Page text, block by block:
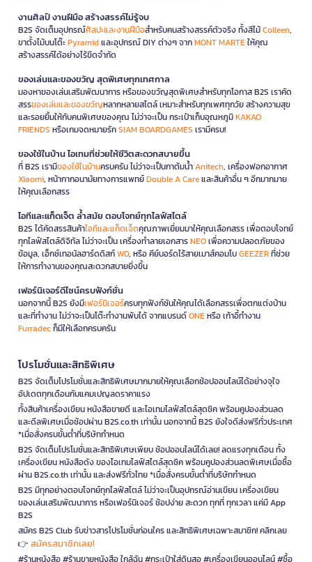
งานศิลป์ งานฝีมือ สร้างสรรค์ไม่รู้จบ
B2S จัดเต็มอุปกรณ์ศิลปะและงานฝีมือสำหรับคนสร้างสรรค์ตัวจริง ทั้งสีไม้Colleen,
ขาตั้งไม้บนโต๊ะPyramidและอุปกรณ์ DIY ต่างๆ จากMONT MARTEให้คุณ
สร้างสรรค์ได้อย่างไร้ขีดจำกัด
ของเล่นและของขวัญ สุดพิเศษทุกเทศกาล
มองหาของเล่นเสริมพัฒนาการ หรือของขวัญสุดพิเศษสำหรับทุกโอกาส B2S เราคัด
สรรของเล่นและของขวัญหลากหลายสไตล์ เหมาะสำหรับทุกเพศทุกวัย สร้างความสุข
และรอยยิ้มให้กับคนพิเศษของคุณ ไม่ว่าจะเป็น กระเป๋าเก็บอุณหภูมิKAKAO
FRIENDS หรือเกมจดหมายรักSIAM BOARDGAMES เรามีครบ!
ของใช้ในบ้าน ไอเทมที่ช่วยให้ชีวิตสะดวกสบายขึ้น
ที่ B2S เรามีของใช้ในบ้านครบครัน ไม่ว่าจะเป็นกาต้มน้ำAnitech, เครื่องฟอกอากาศ
Xiaomi, หน้ากากอนามัยทางการแพทย์Double A Careและสินค้าอื่น ๆ อีกมากมาย
ให้คุณเลือกสรร
ไอทีและแก็ดเจ็ต ล้ำสมัย ตอบโจทย์ทุกไลฟ์สไตล์
B2S ได้คัดสรรสินค้าไอทีและแก็ดเจ็ตคุณภาพเยี่ยมมาให้คุณเลือกสรร เพื่อตอบโจทย์
ทุกไลฟ์สไตล์ดิจิทัล ไม่ว่าจะเป็น เครื่องทำลายเอกสารNEOเพื่อความปลอดภัยของ
ข้อมูล, เอ็กซ์เทอนัลฮาร์ดดิสก์WD, หรือ คีย์บอร์ดไร้สายเมาส์คอมโบGEEZERที่ช่วย
ให้การทำงานของคุณสะดวกสบายยิ่งขึ้น
เฟอร์นิเจอร์ดีไซน์ครบฟังก์ชั่น
นอกจากนี้ B2S ยังมีเฟอร์นิเจอร์ครบทุกฟังก์ชันให้คุณได้เลือกสรรเพื่อตกแต่งบ้าน
และที่ทำงาน ไม่ว่าจะเป็นโต๊ะทำงานพับได้ จากแบรนด์ONEหรือ เก้าอี้ทำงาน
Furradecก็มีให้เลือกครบครัน
โปรโมชั่นและสิทธิพิเศษ
B2S จัดเต็มโปรโมชั่นและสิทธิพิเศษมากมายให้คุณเลือกช้อปออนไลน์ได้อย่างจุใจ
อัปเดตทุกเดือนกับแคมเปญลดราคาแรง
ทั้งสินค้าเครื่องเขียน หนังสือขายดี และไอเทมไลฟ์สไตล์สุดชิค พร้อมคูปองส่วนลด
และดีลพิเศษเมื่อช้อปผ่าน B2S.co.th เท่านั้น นอกจากนี้ B2S ยังใจดีส่งฟรีทั่วประเทศ
*เมื่อสั่งครบขั้นต่ำที่บริษัทกำหนด
B2S จัดเต็มโปรโมชั่นและสิทธิพิเศษเพียบ ช้อปออนไลน์ได้เลย! ลดแรงทุกเดือน ทั้ง
เครื่องเขียน หนังสือดัง ของไอเทมไลฟ์สไตล์สุดชิค พร้อมคูปองส่วนลดพิเศษเมื่อซื้อ
ผ่าน B2S.co.th เท่านั้น และส่งฟรีทั่วไทย *เมื่อสั่งครบขั้นต่ำที่บริษัทกำหนด
B2S มีทุกอย่างตอบโจทย์ทุกไลฟ์สไตล์ ไม่ว่าจะเป็นอุปกรณ์อ่านเขียน เครื่องเขียน
ของเล่นเสริมพัฒนาการ หรือเฟอร์นิเจอร์ ช้อปง่าย สะดวก ทุกที่ ทุกเวลา แค่มี App
B2S
สมัคร B2S Club รับข่าวสารโปรโมชั่นก่อนใคร และสิทธิพิเศษเฉพาะสมาชิก! คลิกเลย
👉 สมัครสมาชิกเลย!
#ร้านหนังสือ #ร้านขายหนังสือ ใกล้ฉัน #กระเป๋าใส่ดินสอ #เครื่องเขียนออนไลน์ #ซื้อ